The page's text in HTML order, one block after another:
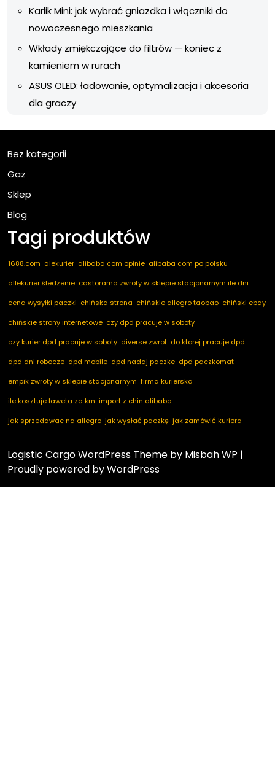
Karlik Mini: jak wybrać gniazdka i włączniki do
nowoczesnego mieszkania
Wkłady zmiękczające do filtrów — koniec z
kamieniem w rurach
ASUS OLED: ładowanie, optymalizacja i akcesoria
dla graczy
Bez kategorii
Gaz
Sklep
Blog
Tagi produktów
1688.com alekurier alibaba com opinie alibaba com po polsku
allekurier śledzenie castorama zwroty w sklepie stacjonarnym ile dni
cena wysyłki paczki chińska strona chińskie allegro taobao chiński ebay
chińskie strony internetowe czy dpd pracuje w soboty
czy kurier dpd pracuje w soboty diverse zwrot do ktorej pracuje dpd
dpd dni robocze dpd mobile dpd nadaj paczke dpd paczkomat
empik zwroty w sklepie stacjonarnym firma kurierska
ile kosztuje laweta za km import z chin alibaba
jak sprzedawac na allegro jak wysłać paczkę jak zamówić kuriera
marketplace ogłoszenia
nadaj paczkę dpd
notino zwroty paczkomaty dpd
pakuten zwrot
Logistic Cargo WordPress Theme by Misbah WP |
Proudly powered by WordPress